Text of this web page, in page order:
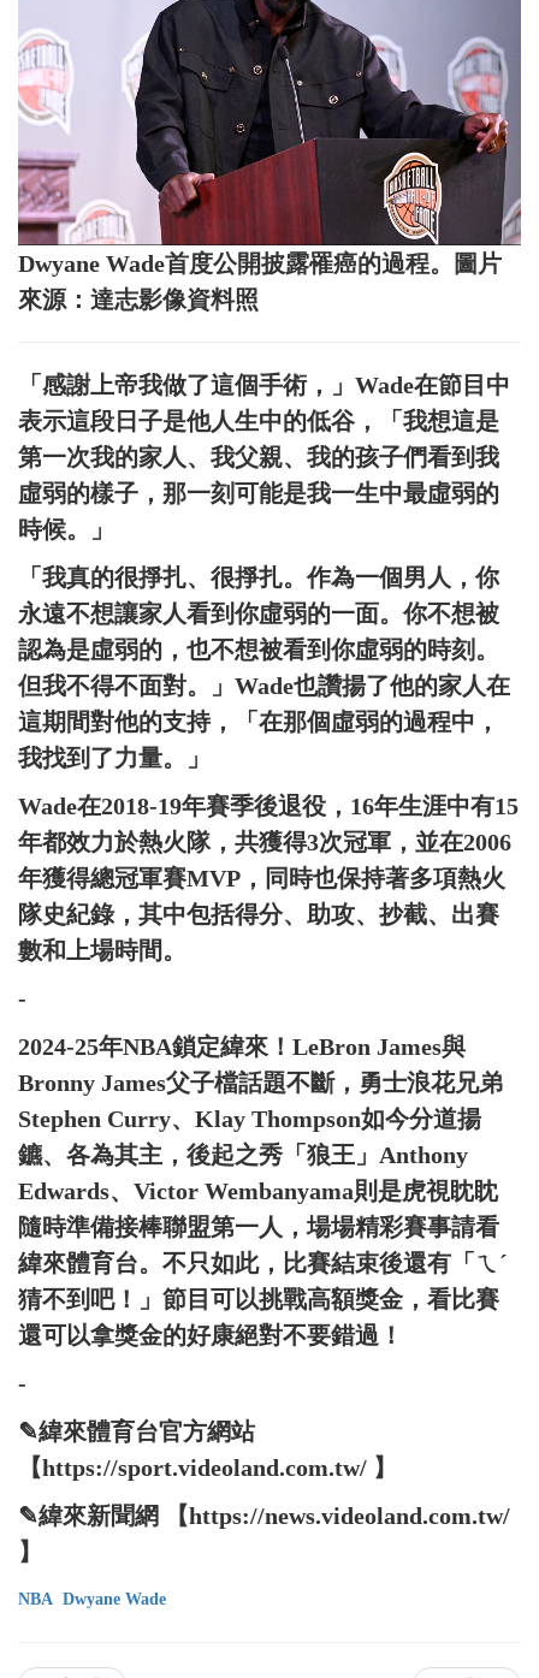
Dwyane Wade首度公開披露罹癌的過程。圖片
來源：達志影像資料照
「感謝上帝我做了這個手術，」Wade在節目中
表示這段日子是他人生中的低谷，「我想這是
第一次我的家人、我父親、我的孩子們看到我
虛弱的樣子，那一刻可能是我一生中最虛弱的
時候。」
「我真的很掙扎、很掙扎。作為一個男人，你
永遠不想讓家人看到你虛弱的一面。你不想被
認為是虛弱的，也不想被看到你虛弱的時刻。
但我不得不面對。」Wade也讚揚了他的家人在
這期間對他的支持，「在那個虛弱的過程中，
我找到了力量。」
Wade在2018-19年賽季後退役，16年生涯中有15
年都效力於熱火隊，共獲得3次冠軍，並在2006
年獲得總冠軍賽MVP，同時也保持著多項熱火
隊史紀錄，其中包括得分、助攻、抄截、出賽
數和上場時間。
-
2024-25年NBA鎖定緯來！LeBron James與
Bronny James父子檔話題不斷，勇士浪花兄弟
Stephen Curry、Klay Thompson如今分道揚
鑣、各為其主，後起之秀「狼王」Anthony
Edwards、Victor Wembanyama則是虎視眈眈
隨時準備接棒聯盟第一人，場場精彩賽事請看
緯來體育台。不只如此，比賽結束後還有「ㄟˊ
猜不到吧！」節目可以挑戰高額獎金，看比賽
還可以拿獎金的好康絕對不要錯過！
-
✎緯來體育台官方網站
【https://sport.videoland.com.tw/ 】
✎緯來新聞網 【https://news.videoland.com.tw/
】
NBA Dwyane Wade